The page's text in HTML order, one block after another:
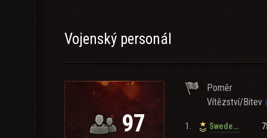
klanreserver vill vi att ni åtminstonde är med på
känna varandra.
Skriv gärna en kort beskrivning av dig själv och ditt
Vojenský personál
97
Poměr
Vítězství/Bitev
1. Swedengirl_76